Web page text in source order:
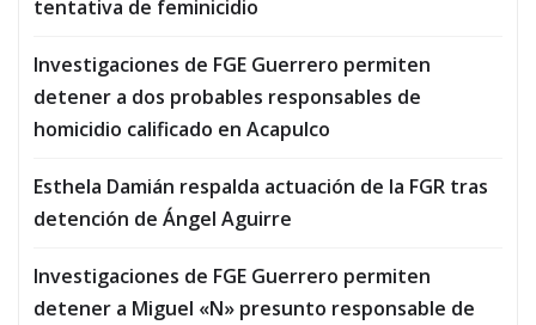
tentativa de feminicidio
Investigaciones de FGE Guerrero permiten
detener a dos probables responsables de
homicidio calificado en Acapulco
Esthela Damián respalda actuación de la FGR tras
detención de Ángel Aguirre
Investigaciones de FGE Guerrero permiten
detener a Miguel «N» presunto responsable de